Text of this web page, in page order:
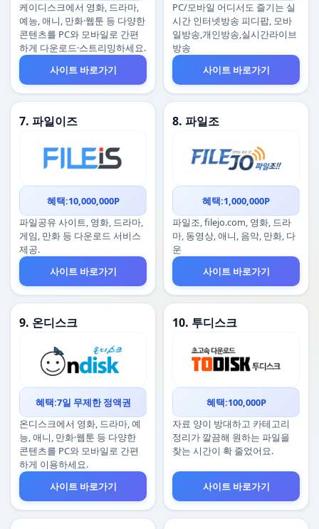
케이디스크에서 영화, 드라마,
예능, 애니, 만화·웹툰 등 다양한
콘텐츠를 PC와 모바일로 간편
하게 다운로드·스트리밍하세요.
사이트 바로가기
PC/모바일 어디서도 즐기는 실
시간 인터넷방송 피디팝, 모바
일방송,개인방송,실시간라이브
방송
사이트 바로가기
7. 파일이즈
혜택:10,000,000P
파일공유 사이트, 영화, 드라마,
게임, 만화 등 다운로드 서비스
제공.
사이트 바로가기
8. 파일조
혜택:1,000,000P
파일조, filejo.com, 영화, 드라
마, 동영상, 애니, 음악, 만화, 다
운
사이트 바로가기
9. 온디스크
혜택:7일 무제한 정액권
온디스크에서 영화, 드라마, 예
능, 애니, 만화·웹툰 등 다양한
콘텐츠를 PC와 모바일로 간편
하게 이용하세요.
사이트 바로가기
10. 투디스크
혜택:100,000P
자료 양이 방대하고 카테고리
정리가 깔끔해 원하는 파일을
찾는 시간이 확 줄었어요.
사이트 바로가기